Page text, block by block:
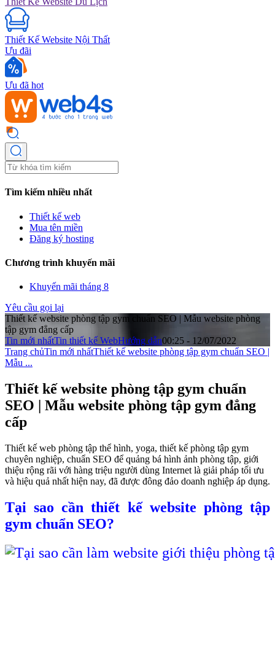
Thiết Kế Website Nội Thất
Ưu đãi
Ưu đã hot
Tìm kiếm nhiều nhất
Thiết kế web
Mua tên miền
Đăng ký hosting
Chương trình khuyến mãi
Khuyến mãi tháng 8
Yêu cầu gọi lại
Thiết kế website phòng tập gym chuẩn SEO | Mẫu website phòng
tập gym đẳng cấp
Tin mới nhấtTin thiết kế WebHướng dẫn00:25 - 12/07/2022
Trang chủTin mới nhấtThiết kế website phòng tập gym chuẩn SEO |
Mẫu ...
Thiết kế website phòng tập gym chuẩn
SEO | Mẫu website phòng tập gym đẳng
cấp
Thiết kế web phòng tập thể hình, yoga, thiết kế phòng tập gym
chuyên nghiệp, chuẩn SEO để quảng bá hình ảnh phòng tập, giới
thiệu rộng rãi với hàng triệu người dùng Internet là giải pháp tối ưu
và hiệu quả nhất hiện nay, đã được đông đảo doanh nghiệp áp dụng.
Tại sao cần thiết kế website phòng tập
gym chuẩn SEO?